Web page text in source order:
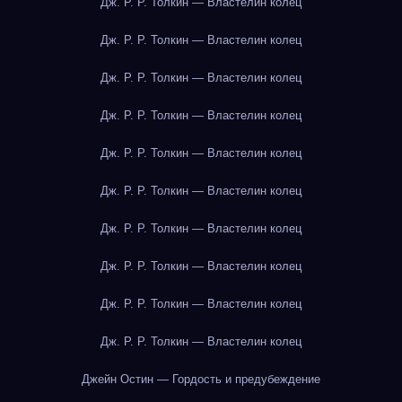
Дж. Р. Р. Толкин — Властелин колец
Дж. Р. Р. Толкин — Властелин колец
Дж. Р. Р. Толкин — Властелин колец
Дж. Р. Р. Толкин — Властелин колец
Дж. Р. Р. Толкин — Властелин колец
Дж. Р. Р. Толкин — Властелин колец
Дж. Р. Р. Толкин — Властелин колец
Дж. Р. Р. Толкин — Властелин колец
Дж. Р. Р. Толкин — Властелин колец
Джейн Остин — Гордость и предубеждение